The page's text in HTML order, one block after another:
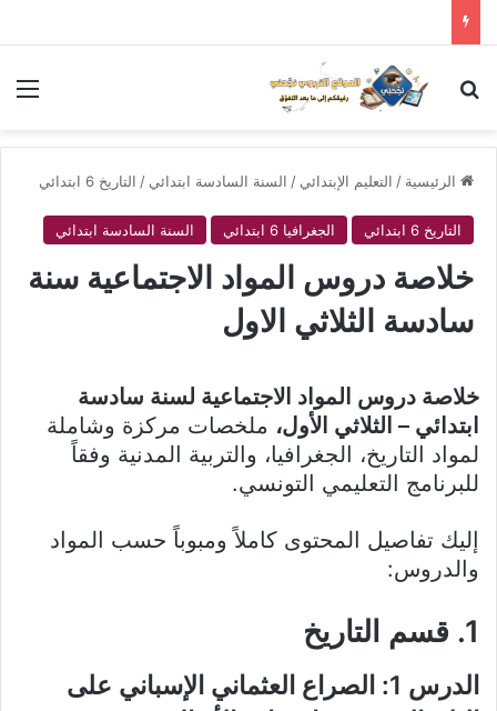
بحث عن
الرئيسية / التعليم الإبتدائي / السنة السادسة ابتدائي / التاريخ 6 ابتدائي
التاريخ 6 ابتدائي الجغرافيا 6 ابتدائي السنة السادسة ابتدائي
خلاصة دروس المواد الاجتماعية سنة
سادسة الثلاثي الاول
خلاصة دروس المواد الاجتماعية لسنة سادسة
ابتدائي – الثلاثي الأول، ملخصات مركزة وشاملة
لمواد التاريخ، الجغرافيا، والتربية المدنية وفقاً
للبرنامج التعليمي التونسي.
إليك تفاصيل المحتوى كاملاً ومبوباً حسب المواد
والدروس:
1. قسم التاريخ
الدرس 1: الصراع العثماني الإسباني على